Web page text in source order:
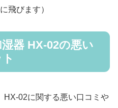
飛びます）
器 HX-02の悪い
HX-02に関する悪い口コミや